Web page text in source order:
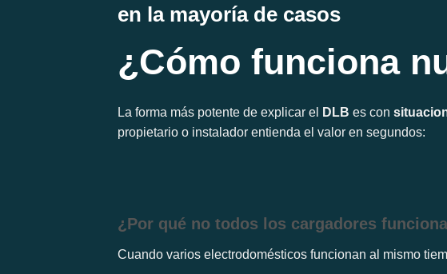
en la mayoría de casos
¿Cómo funciona
La forma más potente de explicar el DLB es con
propietario o instalador entienda el valor en segundos:
¿Por qué no todos los cargadores
Cuando varios electrodomésticos funcionan al mismo